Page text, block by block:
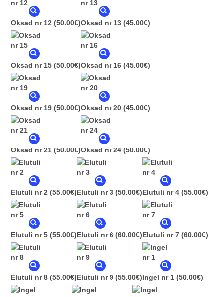
Oksad nr 12 (50.00€)Oksad nr 13 (45.00€)
Oksad nr 15 (50.00€)Oksad nr 16 (45.00€)
Oksad nr 19 (50.00€)Oksad nr 20 (45.00€)
Oksad nr 21 (50.00€)Oksad nr 24 (50.00€)
Elutuli nr 2 (55.00€)Elutuli nr 3 (50.00€)Elutuli nr 4 (55.00€)
Elutuli nr 5 (55.00€)Elutuli nr 6 (60.00€)Elutuli nr 7 (60.00€)
Elutuli nr 8 (55.00€)Elutuli nr 9 (55.00€)Ingel nr 1 (50.00€)